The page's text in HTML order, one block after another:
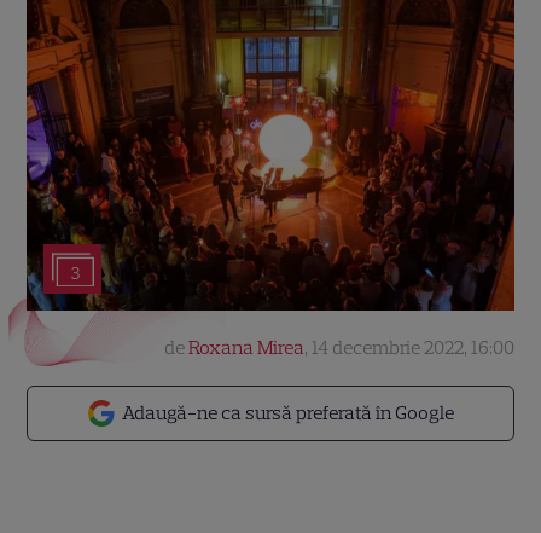
3
Adaugă-ne ca sursă preferată în Google
deRoxana Mirea, 14 decembrie 2022, 16:00